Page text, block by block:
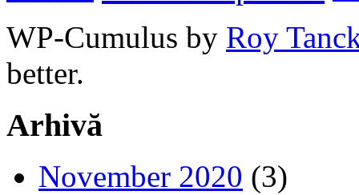
WP-Cumulus by Roy
better.
Arhivă
November 2020 (3)